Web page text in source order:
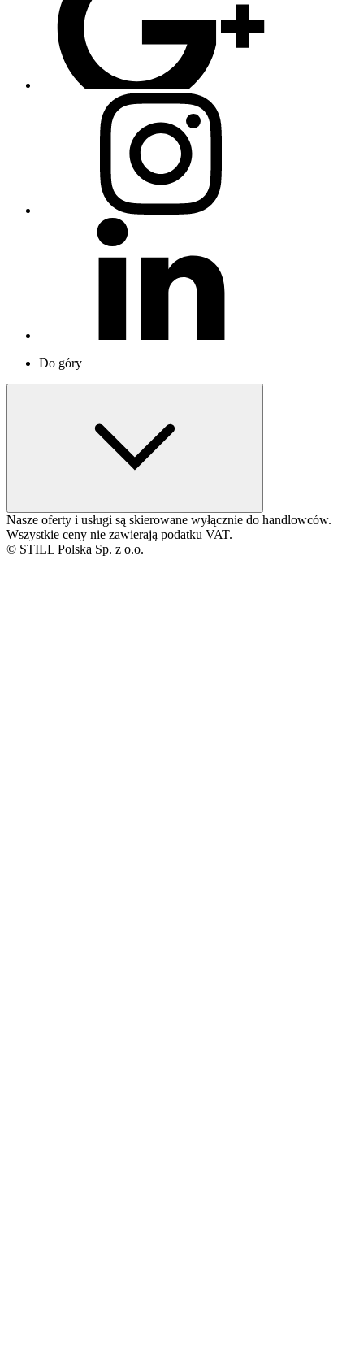
Do góry
Nasze oferty i usługi są skierowane wyłącznie do handlowców.
Wszystkie ceny nie zawierają podatku VAT.
© STILL Polska Sp. z o.o.